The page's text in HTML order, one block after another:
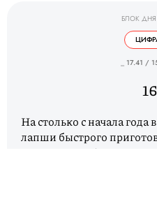
БЛОК ДНЯ
_ 17.41 /
На столько с начала
лапши быстрого
«Роллтон» и BigBon